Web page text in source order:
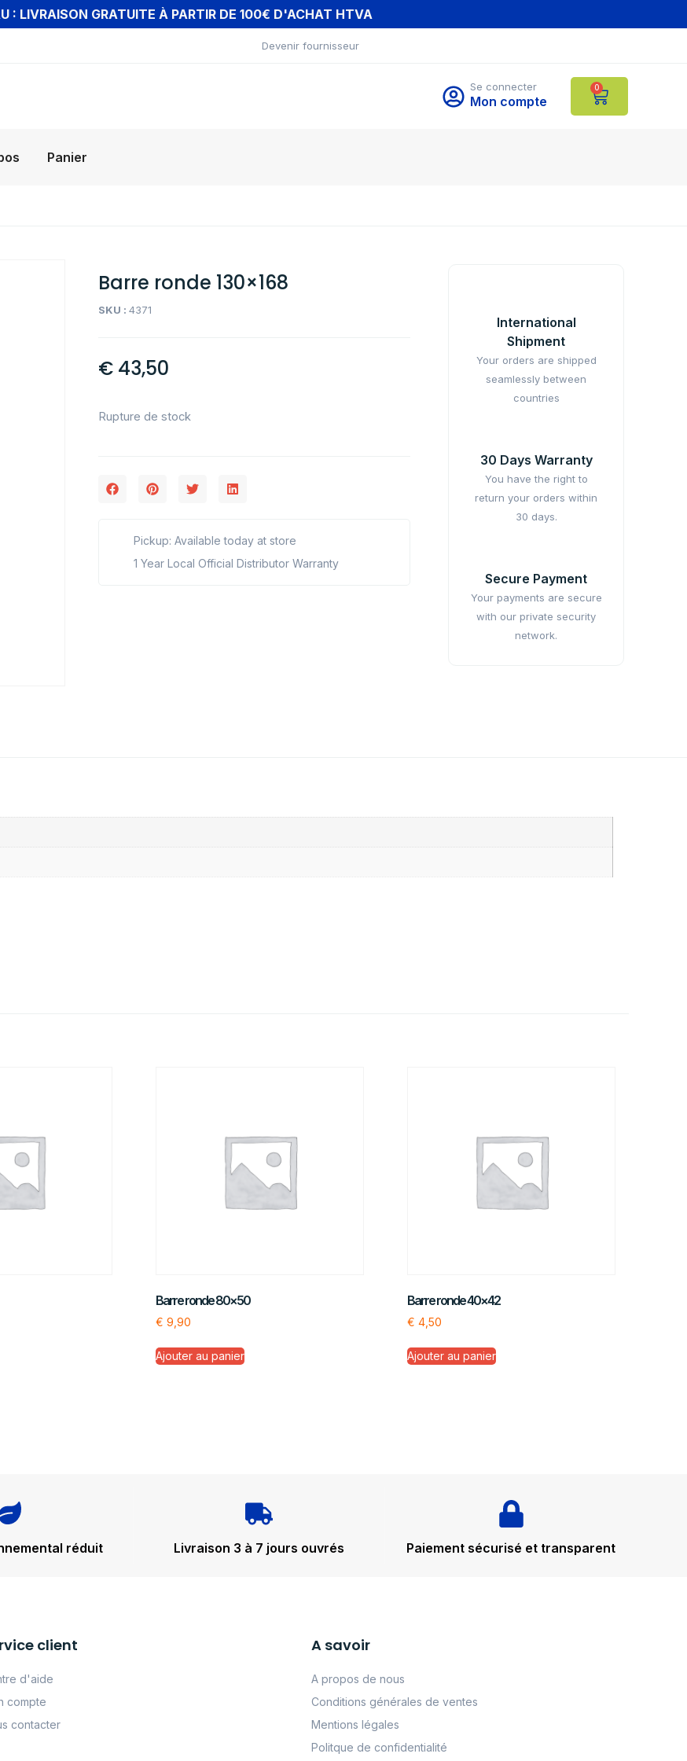
: LIVRAISON GRATUITE À PARTIR DE 100€ D'ACHAT HTVA
Devenir fournisseur
Se connecter
Mon compte
0
Panier
Barre ronde 130×168
SKU :4371
€ 43,50
Rupture de stock
Pickup: Available today at store
1 Year Local Official Distributor Warranty
International
Shipment
Your orders are shipped
seamlessly between
countries
30 Days Warranty
You have the right to
return your orders within
30 days.
Secure Payment
Your payments are secure
with our private security
network.
Barre ronde 80×50
€ 9,90
Ajouter au panier
Barre ronde 40×42
€ 4,50
Ajouter au panier
réduit Livraison 3 à 7 jours ouvrés Paiement sécurisé et transparent
client
d'aide
compte
contacter
A savoir
A propos de nous
Conditions générales de ventes
Mentions légales
Politque de confidentialité